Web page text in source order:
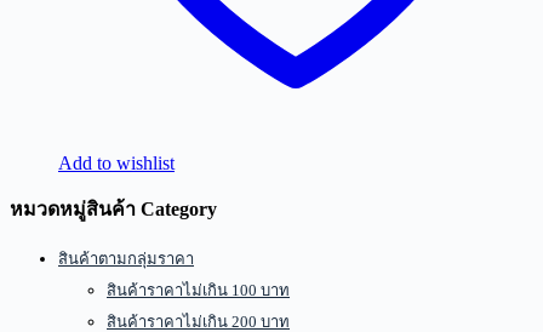
Add to wishlist
หมวดหมู่สินค้า Category
สินค้าตามกลุ่มราคา
สินค้าราคาไม่เกิน 100 บาท
สินค้าราคาไม่เกิน 200 บาท